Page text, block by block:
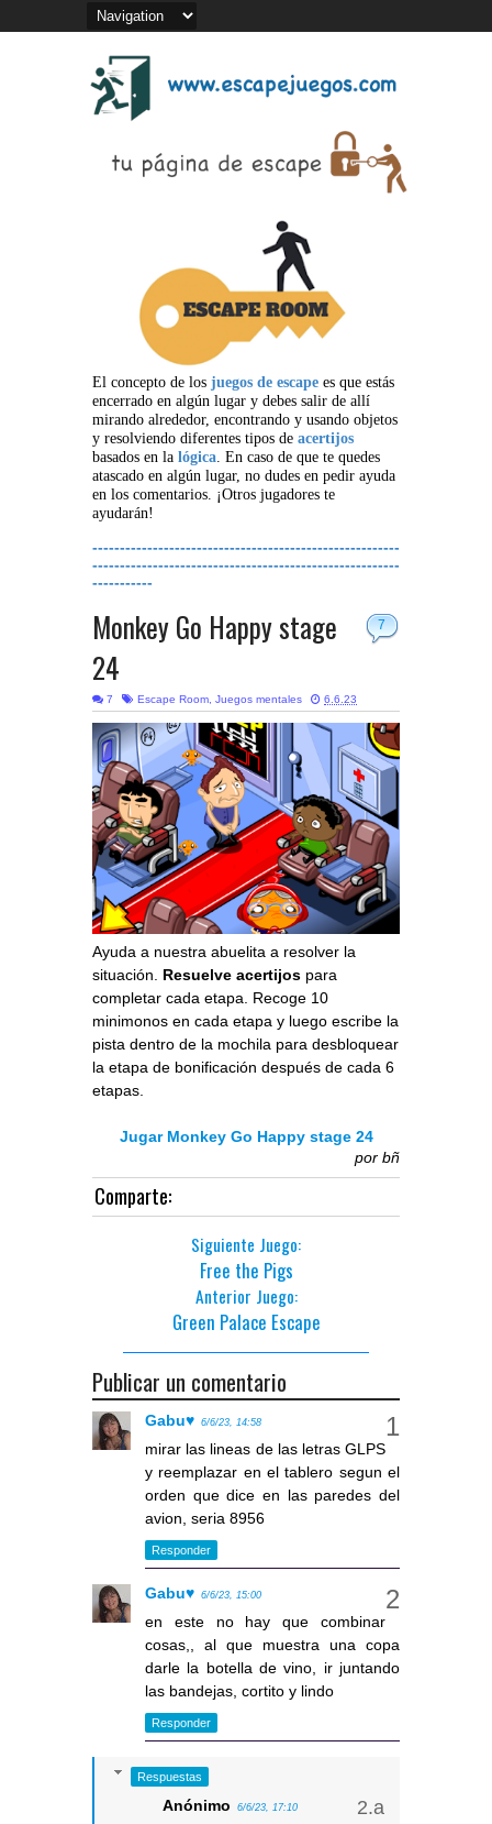
El concepto de los juegos de escape es que estás
encerrado en algún lugar y debes salir de allí
mirando alrededor, encontrando y usando objetos
y resolviendo diferentes tipos de acertijos
basados en la lógica. En caso de que te quedes
atascado en algún lugar, no dudes en pedir ayuda
en los comentarios. ¡Otros jugadores te
ayudarán!
--------------------------------------------------------
--------------------------------------------------------
-----------
7
Monkey Go Happy stage
24
7 Escape Room, Juegos mentales 6.6.23
Ayuda a nuestra abuelita a resolver la
situación. Resuelve acertijos para
completar cada etapa. Recoge 10
minimonos en cada etapa y luego escribe la
pista dentro de la mochila para desbloquear
la etapa de bonificación después de cada 6
etapas.
Jugar Monkey Go Happy stage 24
por bñ
Comparte:
Siguiente Juego:
Free the Pigs
Anterior Juego:
Green Palace Escape
Publicar un comentario
Gabu♥ 6/6/23, 14:58
mirar las lineas de las letras GLPS
y reemplazar en el tablero segun el
orden que dice en las paredes del
avion, seria 8956
Responder
Gabu♥ 6/6/23, 15:00
en este no hay que combinar
cosas,, al que muestra una copa
darle la botella de vino, ir juntando
las bandejas, cortito y lindo
Responder
Respuestas
Anónimo 6/6/23, 17:10